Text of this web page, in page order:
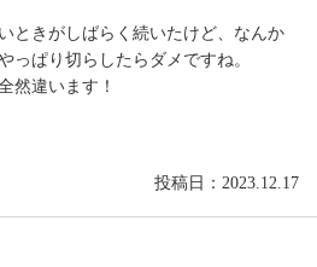
ときがしばらく続いたけど、なんか
っぱり切らしたらダメですね。
然違います！
投稿日：2023.12.17